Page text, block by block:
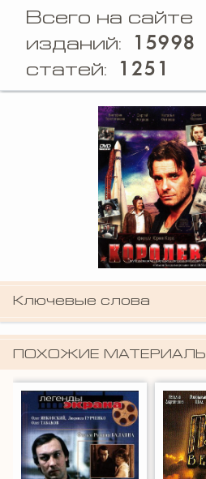
Всего на сайте
изданий: 15998
статей: 1251
Ключевые слова
фильмы
ПОХОЖИЕ МАТЕРИАЛЫ